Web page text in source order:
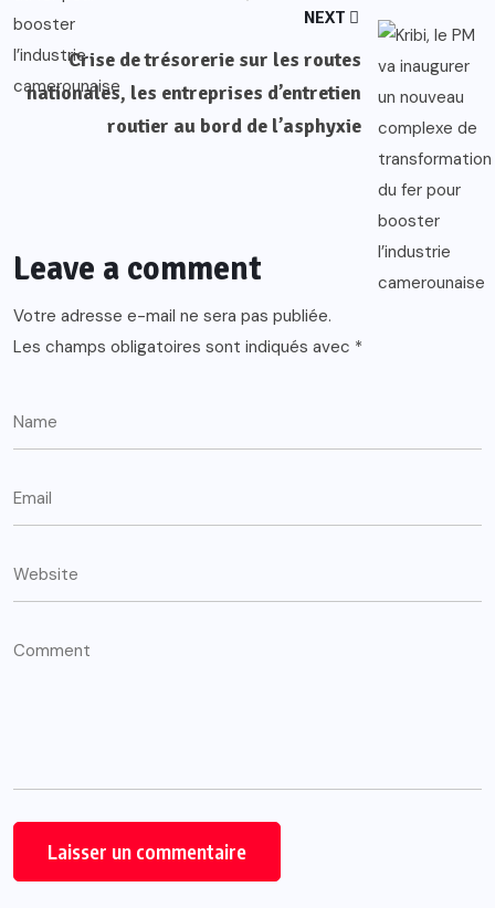
NEXT
Crise de trésorerie sur les routes
nationales, les entreprises d’entretien
routier au bord de l’asphyxie
Leave a comment
Votre adresse e-mail ne sera pas publiée.
Les champs obligatoires sont indiqués avec *